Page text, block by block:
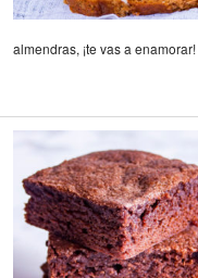
almendras, ¡te vas a enamorar!